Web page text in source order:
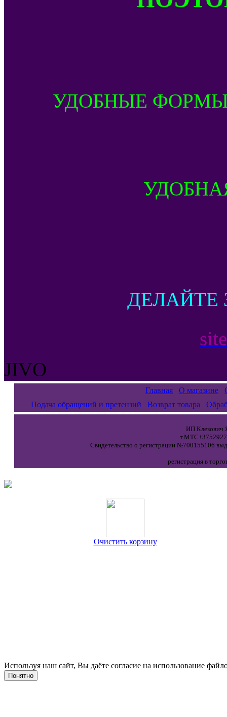
УДОБНЫЕ
ДЕЛАЙТЕ
JIVO
Главная О магазине
Подача обращений и претензий
Возврат товара
ИП Клезович
Свидетельство о регистрации №700155106
регистрация в
Очистить корзину
Используя наш сайт, Вы даёте согласие на использование
Понятно